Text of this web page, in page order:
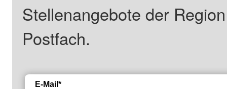
Stellenangebote der
Postfach.
E-Mail*